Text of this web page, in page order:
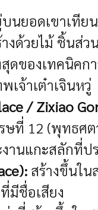
นยอดเขาเทีย
งด้วยไม้ ชิ้น
ดของเทคนิค
เจ้าเต๋าเจินหวู่
/ Zixiao
ที่ 12 (พุทธศ
านแกะสลักที่ป
สร้างขึ้นใ
มีชื่อเสียง